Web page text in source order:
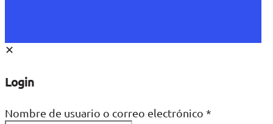
✕
Login
Nombre de usuario o correo electrónico *